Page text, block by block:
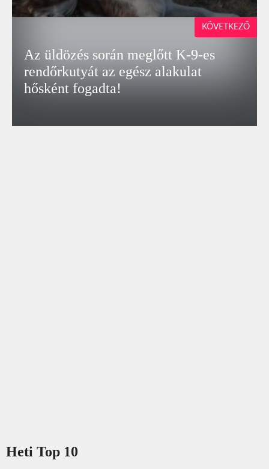
Az üldözés során meglőtt K-9-es
rendőrkutyát az egész alakulat
hősként fogadta!
KÖVETKEZŐ
Heti Top 10